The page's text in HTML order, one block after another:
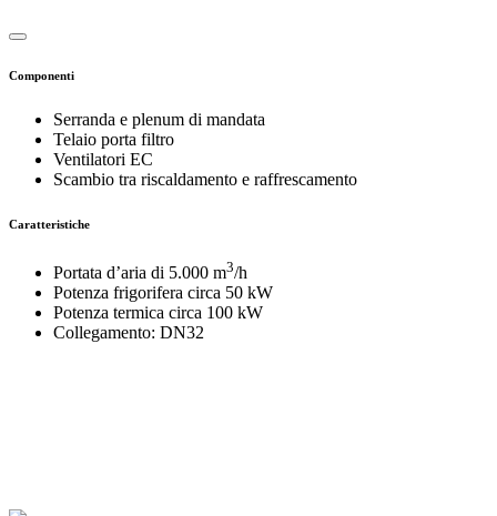
Componenti
Serranda e plenum di mandata
Telaio porta filtro
Ventilatori EC
Scambio tra riscaldamento e raffrescamento
Caratteristiche
Portata d’aria di 5.000 m3/h
Potenza frigorifera circa 50 kW
Potenza termica circa 100 kW
Collegamento: DN32